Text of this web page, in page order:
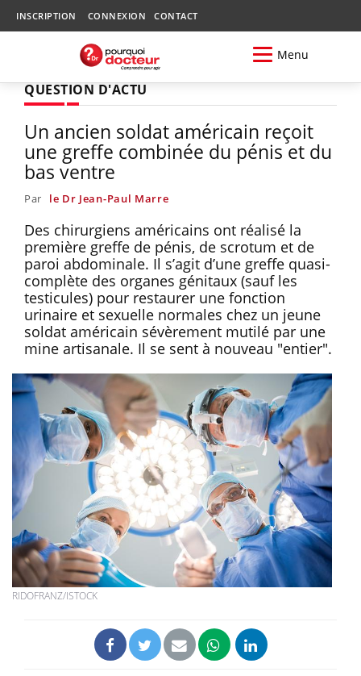
INSCRIPTION CONNEXION CONTACT
Menu
QUESTION D'ACTU
Un ancien soldat américain reçoit
une greffe combinée du pénis et du
bas ventre
Par le Dr Jean-Paul Marre
Des chirurgiens américains ont réalisé la
première greffe de pénis, de scrotum et de
paroi abdominale. Il s’agit d’une greffe quasi-
complète des organes génitaux (sauf les
testicules) pour restaurer une fonction
urinaire et sexuelle normales chez un jeune
soldat américain sévèrement mutilé par une
mine artisanale. Il se sent à nouveau "entier".
RIDOFRANZ/ISTOCK